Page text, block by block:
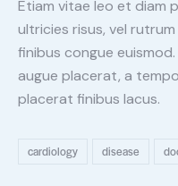
Etiam vitae leo et diam
ultricies risus, vel
finibus congue
augue placerat, a
placerat finibus lacus.
cardiology disease